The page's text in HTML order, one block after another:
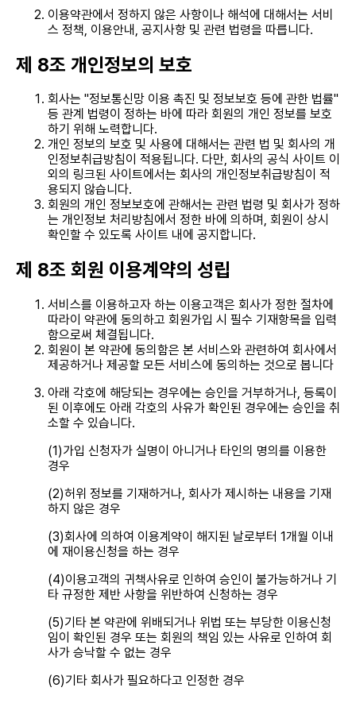
이용약관에서 정하지 않은 사항이나 해석에 대해서는 서비
스 정책, 이용안내, 공지사항 및 관련 법령을 따릅니다.
제 8조 개인정보의 보호
회사는 "정보통신망 이용 촉진 및 정보보호 등에 관한 법률"
등 관계 법령이 정하는 바에 따라 회원의 개인 정보를 보호
하기 위해 노력합니다.
개인 정보의 보호 및 사용에 대해서는 관련 법 및 회사의 개
인정보취급방침이 적용됩니다. 다만, 회사의 공식 사이트 이
외의 링크된 사이트에서는 회사의 개인정보취급방침이 적
용되지 않습니다.
회원의 개인 정보보호에 관해서는 관련 법령 및 회사가 정하
는 개인정보 처리방침에서 정한 바에 의하며, 회원이 상시
확인할 수 있도록 사이트 내에 공지합니다.
제 8조 회원 이용계약의 성립
서비스를 이용하고자 하는 이용고객은 회사가 정한 절차에
따라이 약관에 동의하고 회원가입 시 필수 기재항목을 입력
함으로써 체결됩니다.
회원이 본 약관에 동의함은 본 서비스와 관련하여 회사에서
제공하거나 제공할 모든 서비스에 동의하는 것으로 봅니다
아래 각호에 해당되는 경우에는 승인을 거부하거나, 등록이
된 이후에도 아래 각호의 사유가 확인된 경우에는 승인을 취
소할 수 있습니다.
(1)가입 신청자가 실명이 아니거나 타인의 명의를 이용한
경우
(2)허위 정보를 기재하거나, 회사가 제시하는 내용을 기재
하지 않은 경우
(3)회사에 의하여 이용계약이 해지된 날로부터 1개월 이내
에 재이용신청을 하는 경우
(4)이용고객의 귀책사유로 인하여 승인이 불가능하거나 기
타 규정한 제반 사항을 위반하여 신청하는 경우
(5)기타 본 약관에 위배되거나 위법 또는 부당한 이용신청
임이 확인된 경우 또는 회원의 책임 있는 사유로 인하여 회
사가 승낙할 수 없는 경우
(6)기타 회사가 필요하다고 인정한 경우